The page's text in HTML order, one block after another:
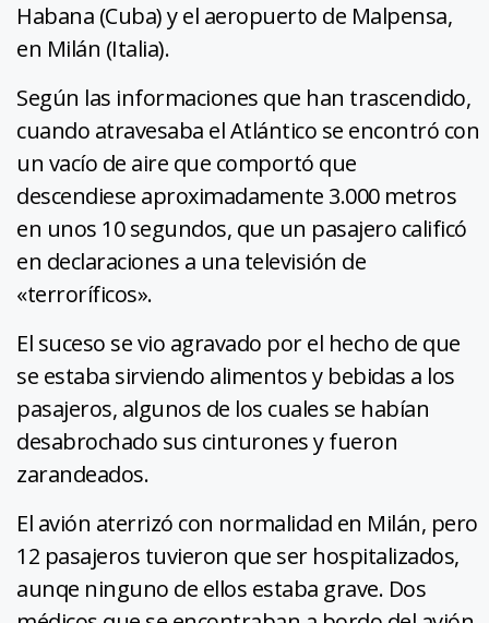
Habana (Cuba) y el aeropuerto de Malpensa,
en Milán (Italia).
Según las informaciones que han trascendido,
cuando atravesaba el Atlántico se encontró con
un vacío de aire que comportó que
descendiese aproximadamente 3.000 metros
en unos 10 segundos, que un pasajero calificó
en declaraciones a una televisión de
«terroríficos».
El suceso se vio agravado por el hecho de que
se estaba sirviendo alimentos y bebidas a los
pasajeros, algunos de los cuales se habían
desabrochado sus cinturones y fueron
zarandeados.
El avión aterrizó con normalidad en Milán, pero
12 pasajeros tuvieron que ser hospitalizados,
aunqe ninguno de ellos estaba grave. Dos